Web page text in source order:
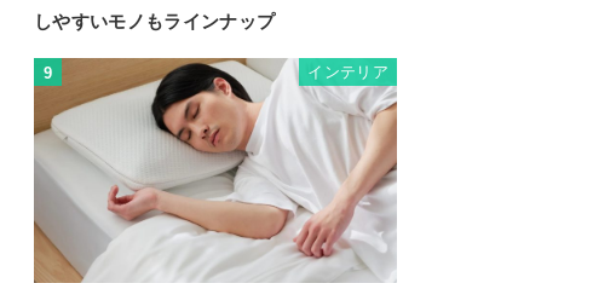
しやすいモノもラインナップ
9 インテリア